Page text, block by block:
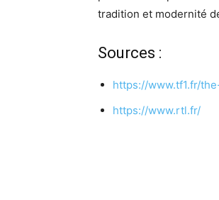
tradition et modernité
Sources :
https://www.tf1.fr/
https://www.rtl.fr/